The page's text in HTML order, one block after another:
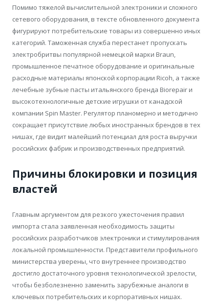
Помимо тяжелой вычислительной электроники и сложного
сетевого оборудования, в тексте обновленного документа
фигурируют потребительские товары из совершенно иных
категорий. Таможенная служба перестанет пропускать
электробритвы популярной немецкой марки Braun,
промышленное печатное оборудование и оригинальные
расходные материалы японской корпорации Ricoh, а также
лечебные зубные пасты итальянского бренда Biorepair и
высокотехнологичные детские игрушки от канадской
компании Spin Master. Регулятор планомерно и методично
сокращает присутствие любых иностранных брендов в тех
нишах, где видит малейший потенциал для роста выручки
российских фабрик и производственных предприятий.
Причины блокировки и позиция
властей
Главным аргументом для резкого ужесточения правил
импорта стала заявленная необходимость защиты
российских разработчиков электроники и стимулирования
локальной промышленности. Представители профильного
министерства уверены, что внутреннее производство
достигло достаточного уровня технологической зрелости,
чтобы безболезненно заменить зарубежные аналоги в
ключевых потребительских и корпоративных нишах.